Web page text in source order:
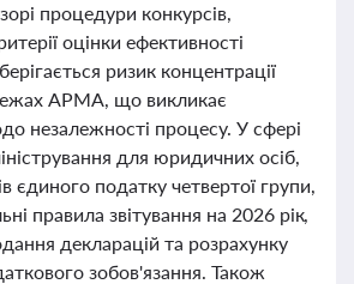
процедури конкурсів,
оцінки ефективності
ризик концентрації
АРМА, що викликає
незалежності процесу. У сфері
для юридичних осіб,
єдиного податку четвертої групи,
правила звітування на 2026 рік,
декларацій та розрахунку
зобов'язання. Також